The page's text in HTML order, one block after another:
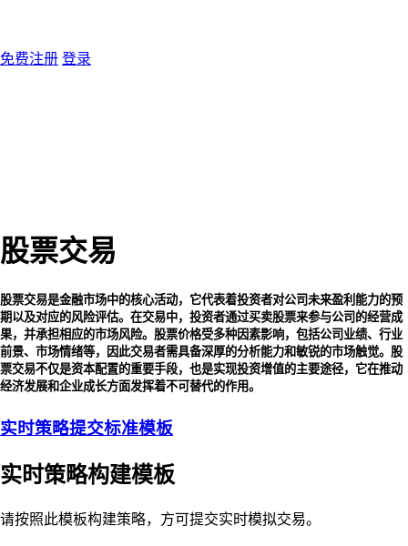
免费注册 登录
股票交易
股票交易是金融市场中的核心活动，它代表着投资者对公司未来盈利能力的预
期以及对应的风险评估。在交易中，投资者通过买卖股票来参与公司的经营成
果，并承担相应的市场风险。股票价格受多种因素影响，包括公司业绩、行业
前景、市场情绪等，因此交易者需具备深厚的分析能力和敏锐的市场触觉。股
票交易不仅是资本配置的重要手段，也是实现投资增值的主要途径，它在推动
经济发展和企业成长方面发挥着不可替代的作用。
实时策略提交标准模板
实时策略构建模板
请按照此模板构建策略，方可提交实时模拟交易。